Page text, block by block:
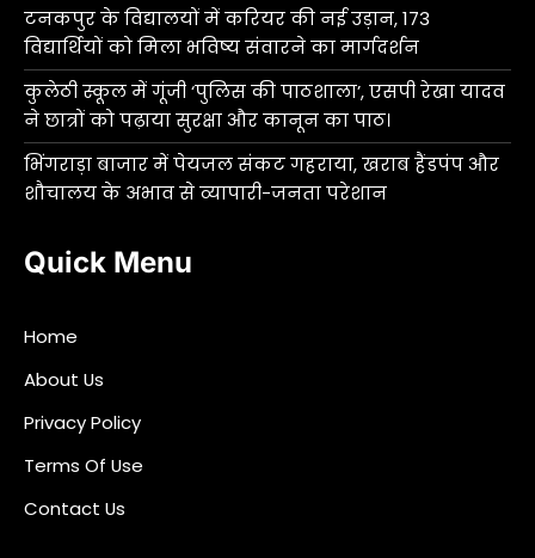
टनकपुर के विद्यालयों में करियर की नई उड़ान, 173
विद्यार्थियों को मिला भविष्य संवारने का मार्गदर्शन
कुलेठी स्कूल में गूंजी ‘पुलिस की पाठशाला’, एसपी रेखा यादव
ने छात्रों को पढ़ाया सुरक्षा और कानून का पाठ।
भिंगराड़ा बाजार में पेयजल संकट गहराया, खराब हैंडपंप और
शौचालय के अभाव से व्यापारी-जनता परेशान
Quick Menu
Home
About Us
Privacy Policy
Terms Of Use
Contact Us